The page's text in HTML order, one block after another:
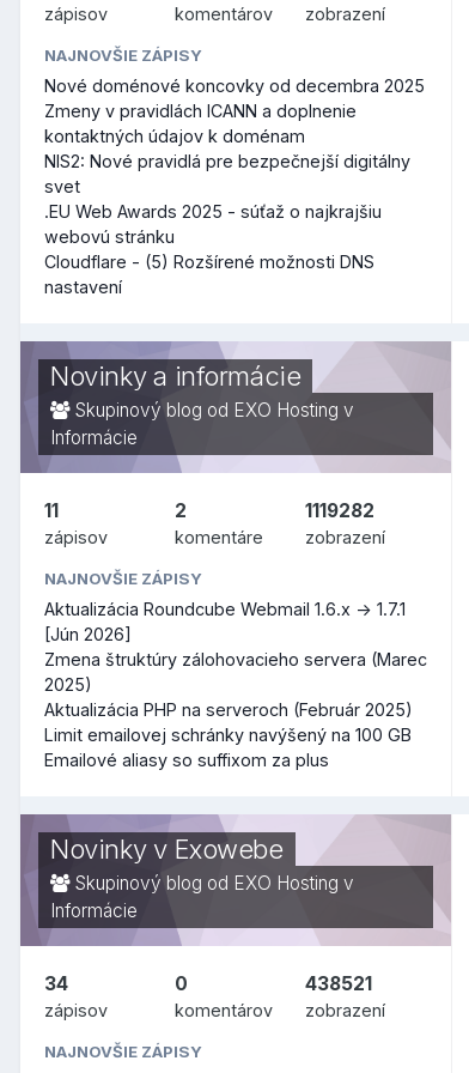
zápisov komentárov zobrazení
NAJNOVŠIE ZÁPISY
Nové doménové koncovky od decembra 2025
Zmeny v pravidlách ICANN a doplnenie
kontaktných údajov k doménam
NIS2: Nové pravidlá pre bezpečnejší digitálny
svet
.EU Web Awards 2025 - súťaž o najkrajšiu
webovú stránku
Cloudflare - (5) Rozšírené možnosti DNS
nastavení
Novinky a informácie
Skupinový blog od EXO Hosting v
Informácie
11
zápisov
2
komentáre
1119282
zobrazení
NAJNOVŠIE ZÁPISY
Aktualizácia Roundcube Webmail 1.6.x -> 1.7.1
[Jún 2026]
Zmena štruktúry zálohovacieho servera (Marec
2025)
Aktualizácia PHP na serveroch (Február 2025)
Limit emailovej schránky navýšený na 100 GB
Emailové aliasy so suffixom za plus
Novinky v Exowebe
Skupinový blog od EXO Hosting v
Informácie
34
zápisov
0
komentárov
438521
zobrazení
NAJNOVŠIE ZÁPISY